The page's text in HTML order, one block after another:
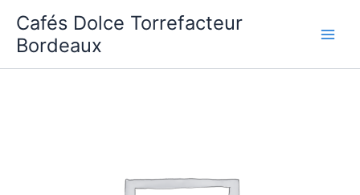
contenu
Cafés Dolce Torrefacteur
Bordeaux